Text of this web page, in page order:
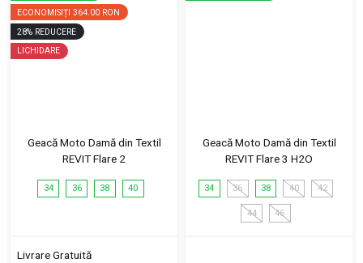
ECONOMISIȚI 364.00 RON
28% REDUCERE
LICHIDARE
Geacă Moto Damă din Textil
REVIT Flare 2
34 36 38 40
Livrare Gratuită
Geacă Moto Damă din Textil
REVIT Flare 3 H2O
34 36 38 40 42
44 46